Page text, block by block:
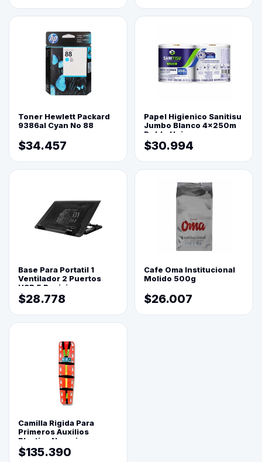
Toner Hewlett Packard
9386al Cyan No 88
$34.457
Papel Higienico Sanitisu
Jumbo Blanco 4x250m
Doble Hoja
$30.994
Base Para Portatil 1
Ventilador 2 Puertos
USB 5 Posiciones
$28.778
Cafe Oma Institucional
Molido 500g
$26.007
Camilla Rigida Para
Primeros Auxilios
Plastica Naranja
$135.390